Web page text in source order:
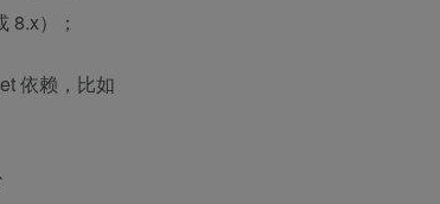
8.x）；
依赖，比如